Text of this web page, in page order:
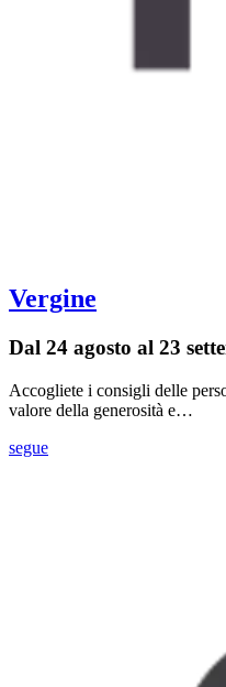
Vergine
Dal 24 agosto al 23
Accogliete i consigli delle
valore della generosità e…
segue